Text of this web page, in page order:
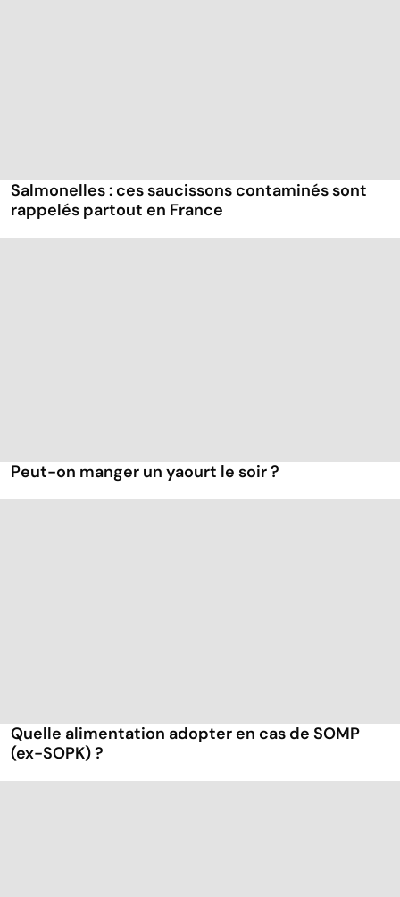
Salmonelles : ces saucissons contaminés sont
rappelés partout en France
Peut-on manger un yaourt le soir ?
Quelle alimentation adopter en cas de SOMP
(ex-SOPK) ?